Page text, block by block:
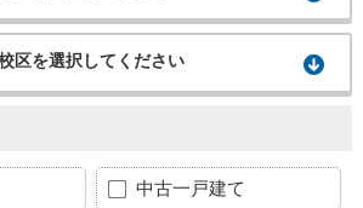
区を選択してください
中古一戸建て